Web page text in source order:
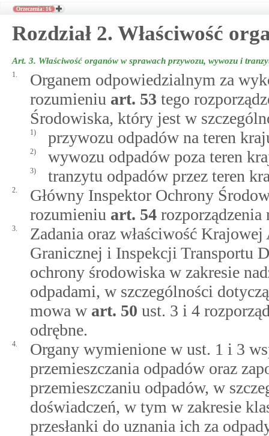
Orzeczenia: 16
Rozdział 2. Właściwość
Art. 3. Właściwość organów w sprawach przywozu, wywozu i
1.
Organem odpowiedzialnym za
rozumieniu art. 53 tego
Środowiska, który jest w
1) przywozu odpadów na teren
2) wywozu odpadów poza teren
3) tranzytu odpadów przez teren
2.
Główny Inspektor Ochrony
rozumieniu art. 54
3.
Zadania oraz właściwość
Granicznej i Inspekcji Transportu
ochrony środowiska w zakresie
odpadami, w szczególności
mowa w art. 50 ust. 3 i 4
odrębne.
4.
Organy wymienione w ust. 1 i 3
przemieszczania odpadów oraz
przemieszczaniu odpadów, w
doświadczeń, w tym w zakresie
przesłanki do uznania ich za